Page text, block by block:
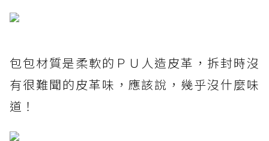
包包材質是柔軟的ＰＵ人造皮革，拆封時沒
有很難聞的皮革味，應該說，幾乎沒什麼味
道！